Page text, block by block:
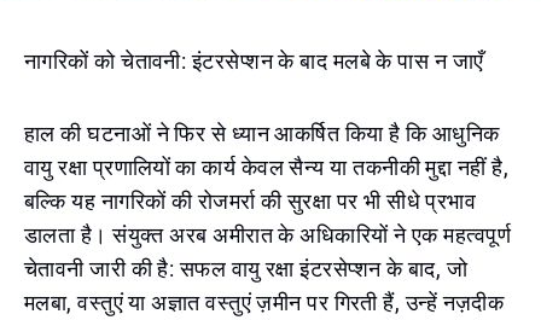
नागरिकों को चेतावनी: इंटरसेप्शन के बाद मलबे के पास न जाएँ
हाल की घटनाओं ने फिर से ध्यान आकर्षित किया है कि आधुनिक
वायु रक्षा प्रणालियों का कार्य केवल सैन्य या तकनीकी मुद्दा नहीं है,
बल्कि यह नागरिकों की रोजमर्रा की सुरक्षा पर भी सीधे प्रभाव
डालता है। संयुक्त अरब अमीरात के अधिकारियों ने एक महत्वपूर्ण
चेतावनी जारी की है: सफल वायु रक्षा इंटरसेप्शन के बाद, जो
मलबा, वस्तुएं या अज्ञात वस्तुएं ज़मीन पर गिरती हैं, उन्हें नज़दीक